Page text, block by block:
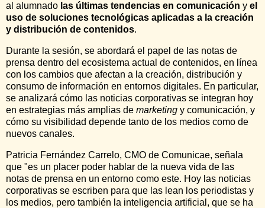
al alumnado las últimas tendencias en comunicación y el
uso de soluciones tecnológicas aplicadas a la creación
y distribución de contenidos.
Durante la sesión, se abordará el papel de las notas de
prensa dentro del ecosistema actual de contenidos, en línea
con los cambios que afectan a la creación, distribución y
consumo de información en entornos digitales. En particular,
se analizará cómo las noticias corporativas se integran hoy
en estrategias más amplias de marketing y comunicación, y
cómo su visibilidad depende tanto de los medios como de
nuevos canales.
Patricia Fernández Carrelo, CMO de Comunicae, señala
que "es un placer poder hablar de la nueva vida de las
notas de prensa en un entorno como este. Hoy las noticias
corporativas se escriben para que las lean los periodistas y
los medios, pero también la inteligencia artificial, que se ha